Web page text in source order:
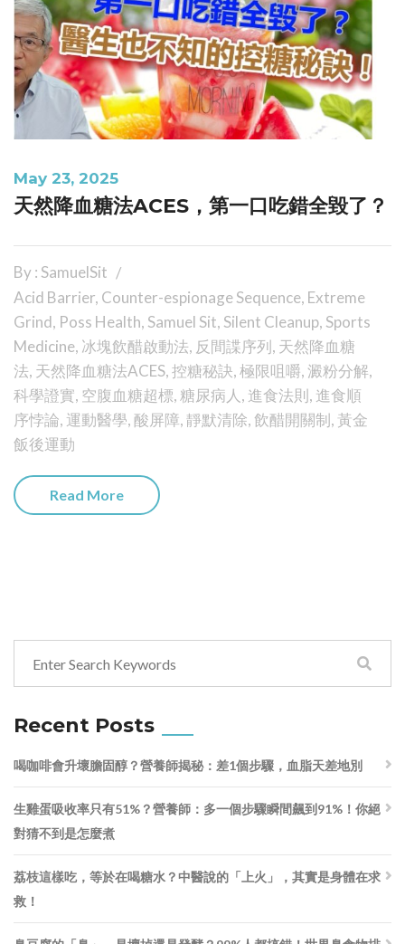
May 23, 2025
天然降血糖法ACES，第一口吃錯全毀了？
By : SamuelSit
Acid Barrier, Counter-espionage Sequence, Extreme
Grind, Poss Health, Samuel Sit, Silent Cleanup, Sports
Medicine, 冰塊飲醋啟動法, 反間諜序列, 天然降血糖
法, 天然降血糖法ACES,控糖秘訣,極限咀嚼, 澱粉分解,
科學證實, 空腹血糖超標,糖尿病人, 進食法則, 進食順
序悖論, 運動醫學,酸屏障,靜默清除,飲醋開關制, 黃金
飯後運動
Read More
Recent Posts
喝咖啡會升壞膽固醇？營養師揭秘：差1個步驟，血脂天差地別
生雞蛋吸收率只有51%？營養師：多一個步驟瞬間飆到91%！你絕
對猜不到是怎麼煮
荔枝這樣吃，等於在喝糖水？中醫說的「上火」，其實是身體在求
救！